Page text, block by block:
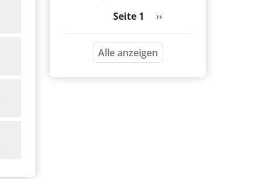
Seitennummerierung
Seite 1 Nächste Seite
››
Alle anzeigen